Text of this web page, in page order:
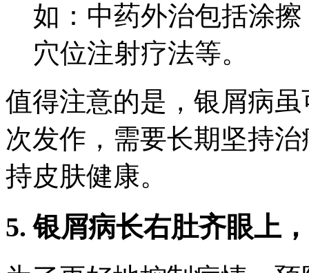
如：中药外治包括涂
穴位注射疗法等。
值得注意的是，银屑病
次发作，需要长期坚持
持皮肤健康。
5. 银屑病长右肚齐眼上